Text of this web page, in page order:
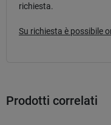
richiesta.
Su richiesta è possibile
Prodotti correlati